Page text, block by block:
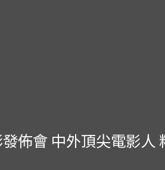
佈會 中外頂尖電影人